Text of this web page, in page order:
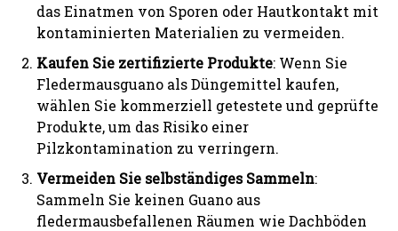
das Einatmen von Sporen oder Hautkontakt mit
kontaminierten Materialien zu vermeiden.
Kaufen Sie zertifizierte Produkte: Wenn Sie
Fledermausguano als Düngemittel kaufen,
wählen Sie kommerziell getestete und geprüfte
Produkte, um das Risiko einer
Pilzkontamination zu verringern.
Vermeiden Sie selbständiges Sammeln:
Sammeln Sie keinen Guano aus
fledermausbefallenen Räumen wie Dachböden